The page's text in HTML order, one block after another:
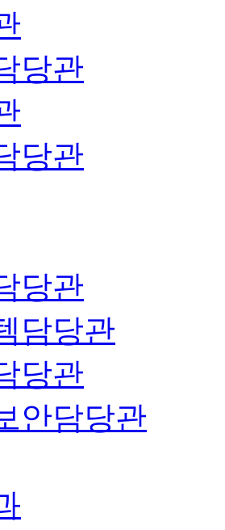
당관
당관
당관
담당관
당관
안담당관